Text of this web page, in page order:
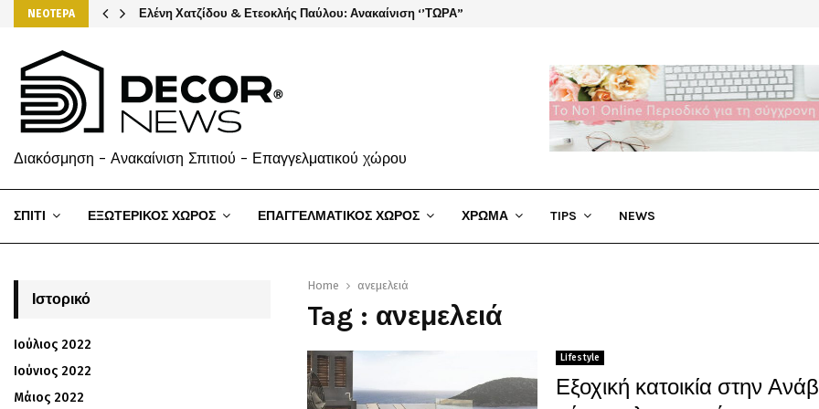
ΝΕΟΤΕΡΑ Ελένη Χατζίδου & Ετεοκλής Παύλου: Ανακαίνιση ‘’ΤΩΡΑ”
Διακόσμηση - Ανακαίνιση Σπιτιού - Επαγγελματικού χώρου
ΣΠΙΤΙ ΕΞΩΤΕΡΙΚΟΣ ΧΩΡΟΣ ΕΠΑΓΓΕΛΜΑΤΙΚΟΣ ΧΩΡΟΣ ΧΡΩΜΑ TIPS NEWS
Home ανεμελειά
Tag : ανεμελειά
Lifestyle
Εξοχική κατοικία στην
Ιστορικό
Ιούλιος 2022
Ιούνιος 2022
Μάιος 2022